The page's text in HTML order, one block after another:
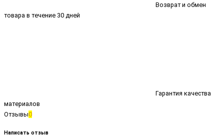
Возврат и обмен
товара в течение 30 дней
Гарантия качества
материалов
Отзывы0
Написать отзыв